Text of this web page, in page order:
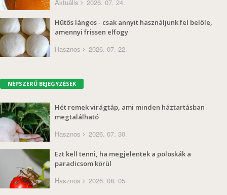
Aktuális 2026. 07. 24.
Hűtős lángos - csak annyit használjunk fel belőle,
amennyi frissen elfogy
Hasznos 2026. 07. 22.
NÉPSZERŰ BEJEGYZÉSEK
Hét remek virágtáp, ami minden háztartásban
megtalálható
Hasznos 2026. 07. 30.
Ezt kell tenni, ha megjelentek a poloskák a
paradicsom körül
Hasznos 2026. 08. 05.